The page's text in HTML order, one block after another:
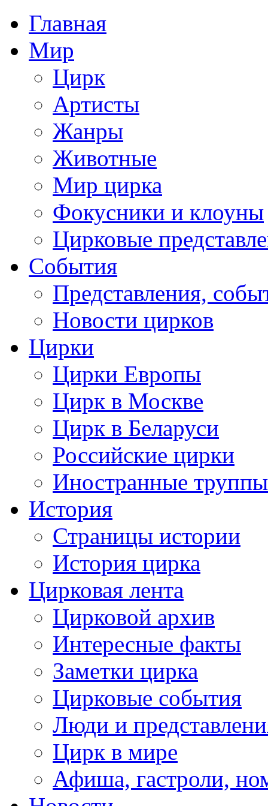
Главная
Мир
Цирк
Артисты
Жанры
Животные
Мир цирка
Фокусники и клоуны
Цирковые
События
Представления,
Новости цирков
Цирки
Цирки Европы
Цирк в Москве
Цирк в Беларуси
Российские цирки
Иностранные труппы
История
Страницы истории
История цирка
Цирковая лента
Цирковой архив
Интересные факты
Заметки цирка
Цирковые события
Люди и
Цирк в мире
Афиша, гастроли,